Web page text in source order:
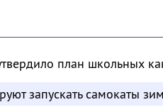
план школьных
запускать самокаты